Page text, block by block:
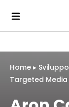
Home ▸
Targeted Media